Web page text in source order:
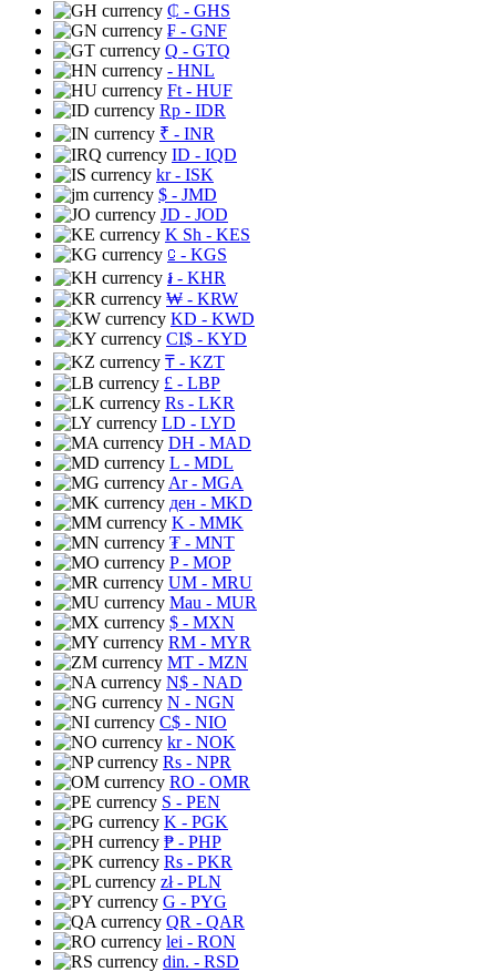
₵ - GHS
₣ - GNF
Q - GTQ
- HNL
Ft - HUF
Rp - IDR
₹ - INR
ID - IQD
kr- ISK
$ - JMD
JD - JOD
K Sh - KES
⃀ - KGS
៛ - KHR
₩ - KRW
KD - KWD
CI$ - KYD
₸ - KZT
£ - LBP
Rs - LKR
LD - LYD
DH - MAD
L - MDL
Ar- MGA
ден - MKD
K - MMK
₮ - MNT
P- MOP
UM - MRU
Mau - MUR
$ - MXN
RM - MYR
MT - MZN
N$ - NAD
N - NGN
C$ - NIO
kr- NOK
Rs - NPR
RO - OMR
S - PEN
K - PGK
₱ - PHP
Rs - PKR
zł- PLN
G - PYG
QR - QAR
lei - RON
din. - RSD